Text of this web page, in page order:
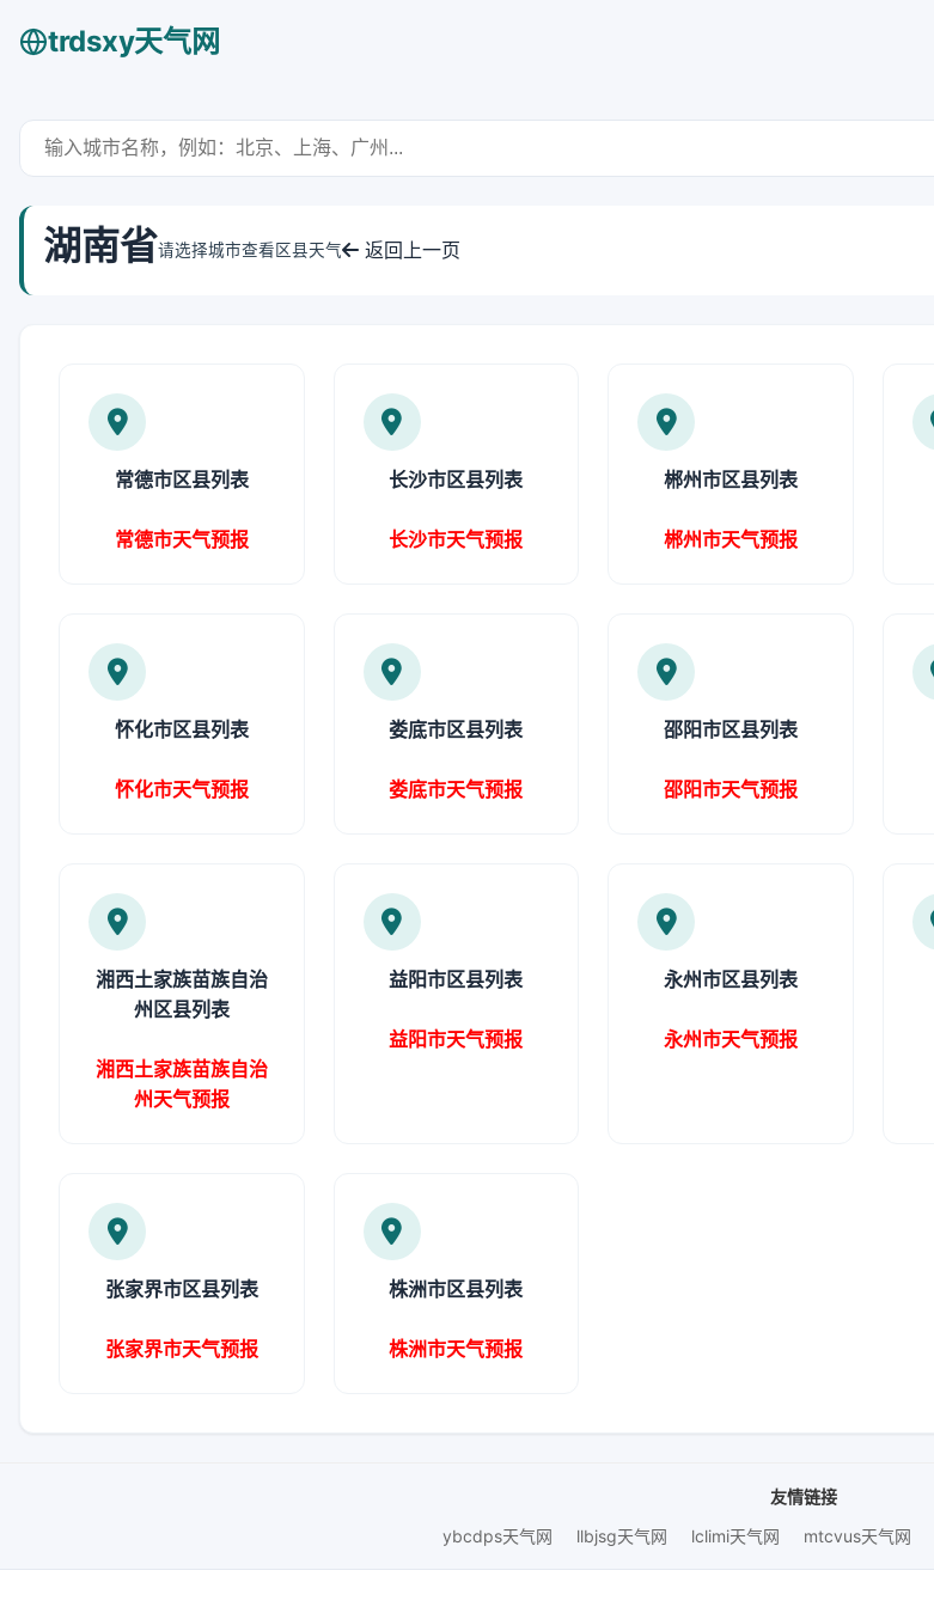
trdsxy天气网
湖南省请选择城市查看区县天气 返回上一页
常德市区县列表
常德市天气预报
长沙市区县列表
长沙市天气预报
郴州市区县列表
郴州市天气预报
怀化市区县列表
怀化市天气预报
娄底市区县列表
娄底市天气预报
邵阳市区县列表
邵阳市天气预报
湘西土家族苗族自治
州区县列表
湘西土家族苗族自治
州天气预报
益阳市区县列表
益阳市天气预报
永州市区县列表
永州市天气预报
张家界市区县列表
张家界市天气预报
株洲市区县列表
株洲市天气预报
友情链接
ybcdps天气网
llbjsg天气网 lclimi天气网 mtcvus天气网